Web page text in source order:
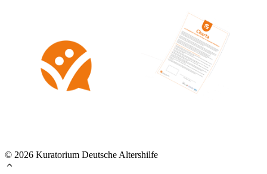
© 2026 Kuratorium Deutsche Altershilfe